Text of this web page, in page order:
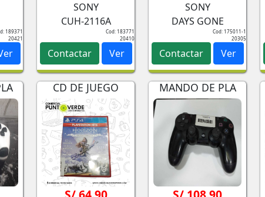
189371
20421
SONY
CUH-2116A
Cod: 183771
20410
Contactar Ver
SONY
DAYS GONE
Cod: 175011-1
20305
Contactar Ver
CD DE JUEGO MANDO DE PLA